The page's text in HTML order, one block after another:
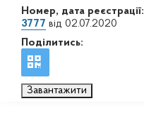
Номер, дата реєстрації:
3777 від 02.07.2020
Поділитись:
Завантажити